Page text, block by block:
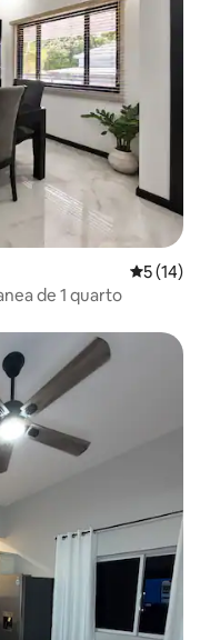
5 de uma
5 (14)
de 1 quarto